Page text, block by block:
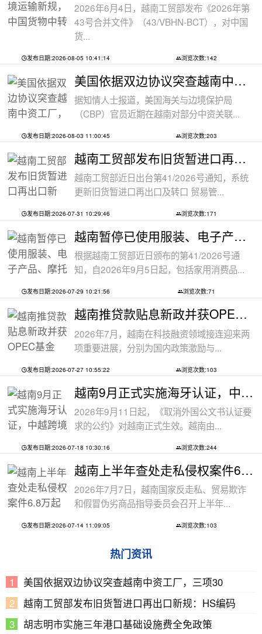
2026年6月4日，越南工贸部发布《2026年第
43号合并文件》（43/VBHN-BCT），对中国
货...
发布日期:2026-08-05 10:41:14 浏览次数:142
美国依据双边协议突查越南中资工厂，三
据知情人士报道，美国海关与边境保护局
（CBP）官员近期在越南对部分中资关联...
发布日期:2026-08-03 11:00:45 浏览次数:203
越南工贸部发布旧货暂进口再出口新规：
越南工贸部近日出台第41/2026号通知，系统
更新旧货暂进口再出口及转口 贸易管...
发布日期:2026-07-31 10:29:46 浏览次数:171
越南暂停已使用服装、电子产品、摩托车
根据越南工贸部近日颁布的第41/2026号通
知，自2026年9月5日起，包括家用消费品...
发布日期:2026-07-29 10:21:56 浏览次数:71
越南推贷款贴息新政并获OPEC基金5000万美
2026年7月，越南在科技融资领域接连迎来两
项重要进展，分别为国内政策激励与...
发布日期:2026-07-27 10:55:22 浏览次数:103
越南9月正式实施海牙认证，中越跨境文件
2026年9月11日起，《取消外国公文书认证要
求的公约》对越南正式生效。越南由...
发布日期:2026-07-18 10:30:16 浏览次数:244
越南上半年查处走私侵权案件6.8万起
2026年7月7日，越南国家反走私、贸易欺诈
和假冒伪劣商品指导委员会召开上半年...
发布日期:2026-07-14 11:09:05 浏览次数:103
热门资讯
美国依据双边协议突查越南中资工厂，三项30
越南工贸部发布旧货暂进口再出口新规：HS编码
胡志明市实施三年港口基础设施费全免政策